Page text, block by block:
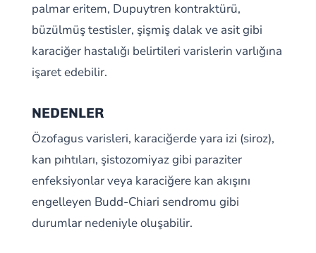
palmar eritem, Dupuytren kontraktürü,
büzülmüş testisler, şişmiş dalak ve asit gibi
karaciğer hastalığı belirtileri varislerin varlığına
işaret edebilir.
NEDENLER
Özofagus varisleri, karaciğerde yara izi (siroz),
kan pıhtıları, şistozomiyaz gibi paraziter
enfeksiyonlar veya karaciğere kan akışını
engelleyen Budd-Chiari sendromu gibi
durumlar nedeniyle oluşabilir.